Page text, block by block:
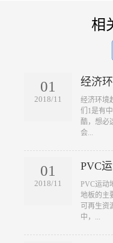
相
01
2018/11
经济
经济环境
们1是有
酷，想必
会...
01
2018/11
PVC
​PVC运动
地板的主
可再生资
中，...